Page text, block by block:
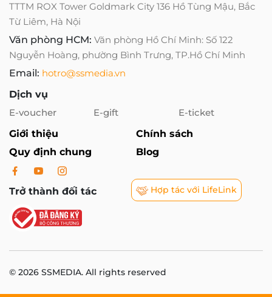
TTTM ROX Tower Goldmark City 136 Hồ Tùng Mậu, Bắc
Từ Liêm, Hà Nội
Văn phòng HCM: Văn phòng Hồ Chí Minh: Số 122
Nguyễn Hoàng, phường Bình Trưng, TP.Hồ Chí Minh
Email: hotro@ssmedia.vn
Dịch vụ
E-voucher
E-gift
E-ticket
Giới thiệu
Chính sách
Quy định chung
Blog
Trở thành đối tác Hợp tác với LifeLink
© 2026 SSMEDIA. All rights reserved